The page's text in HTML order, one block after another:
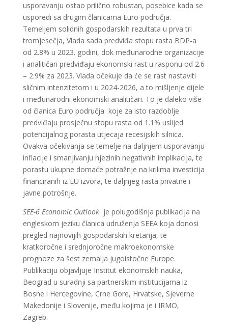
usporavanju ostao prilično robustan, posebice kada se
usporedi sa drugim članicama Euro područja.
Temeljem solidnih gospodarskih rezultata u prva tri
tromjesečja, Vlada sada predviđa stopu rasta BDP-a
od 2.8% u 2023. godini, dok međunarodne organizacije
i analitičari predviđaju ekonomski rast u rasponu od 2.6
– 2.9% za 2023. Vlada očekuje da će se rast nastaviti
sličnim intenzitetom i u 2024-2026, a to mišljenje dijele
i međunarodni ekonomski analitičari. To je daleko više
od članica Euro područja koje za isto razdoblje
predviđaju prosječnu stopu rasta od 1.1% uslijed
potencijalnog porasta utjecaja recesijskih silnica.
Ovakva očekivanja se temelje na daljnjem usporavanju
inflacije i smanjivanju njezinih negativnih implikacija, te
porastu ukupne domaće potražnje na krilima investicija
financiranih iz EU izvora, te daljnjeg rasta privatne i
javne potrošnje.
SEE-6 Economic Outlookje polugodišnja publikacija na
engleskom jeziku članica udruženja SEEA koja donosi
pregled najnovijih gospodarskih kretanja, te
kratkoročne i srednjoročne makroekonomske
prognoze za šest zemalja jugoistočne Europe.
Publikaciju objavljuje Institut ekonomskih nauka,
Beograd u suradnji sa partnerskim institucijama iz
Bosne i Hercegovine, Crne Gore, Hrvatske, Sjeverne
Makedonije i Slovenije, među kojima je i IRMO,
Zagreb.